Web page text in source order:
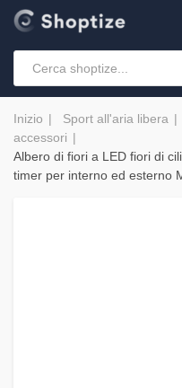
Inizio Sport all'aria libera
accessori
Albero di fiori a LED fiori di
timer per interno ed esterno